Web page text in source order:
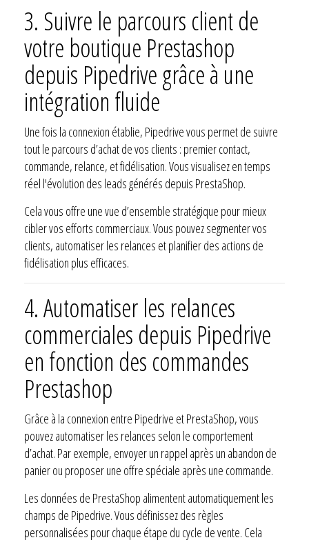
3. Suivre le parcours client de
votre boutique Prestashop
depuis Pipedrive grâce à une
intégration fluide
Une fois la connexion établie, Pipedrive vous permet de suivre
tout le parcours d’achat de vos clients : premier contact,
commande, relance, et fidélisation. Vous visualisez en temps
réel l'évolution des leads générés depuis PrestaShop.
Cela vous offre une vue d’ensemble stratégique pour mieux
cibler vos efforts commerciaux. Vous pouvez segmenter vos
clients, automatiser les relances et planifier des actions de
fidélisation plus efficaces.
4. Automatiser les relances
commerciales depuis Pipedrive
en fonction des commandes
Prestashop
Grâce à la connexion entre Pipedrive et PrestaShop, vous
pouvez automatiser les relances selon le comportement
d’achat. Par exemple, envoyer un rappel après un abandon de
panier ou proposer une offre spéciale après une commande.
Les données de PrestaShop alimentent automatiquement les
champs de Pipedrive. Vous définissez des règles
personnalisées pour chaque étape du cycle de vente. Cela